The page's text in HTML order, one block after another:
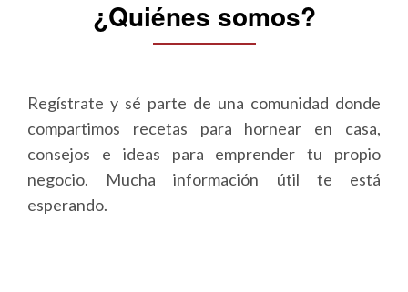
¿Quiénes somos?
Regístrate y sé parte de una comunidad donde
compartimos recetas para hornear en casa,
consejos e ideas para emprender tu propio
negocio. Mucha información útil te está
esperando.